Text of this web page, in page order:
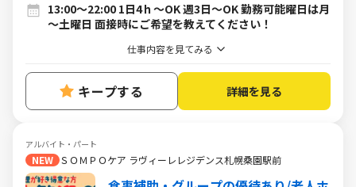
13:00～22:00 1日4ｈ～OK 週3日～OK 勤務可能曜日は月
～土曜日 面接時にご希望を教えてください！
仕事内容を見てみる
キープする 詳細を見る
アルバイト・パート
NEW ＳＯＭＰＯケア ラヴィーレレジデンス札幌桑園駅前